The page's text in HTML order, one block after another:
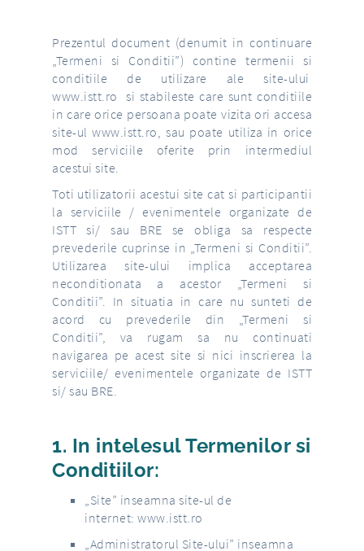
Prezentul document (denumit in continuare
„Termeni si Conditii”) contine termenii si
conditiile de utilizare ale site-ului
www.istt.ro si stabileste care sunt conditiile
in care orice persoana poate vizita ori accesa
site-ul www.istt.ro, sau poate utiliza in orice
mod serviciile oferite prin intermediul
acestui site.
Toti utilizatorii acestui site cat si participantii
la serviciile / evenimentele organizate de
ISTT si/ sau BRE se obliga sa respecte
prevederile cuprinse in „Termeni si Conditii”.
Utilizarea site-ului implica acceptarea
neconditionata a acestor „Termeni si
Conditii”. In situatia in care nu sunteti de
acord cu prevederile din „Termeni si
Conditii”, va rugam sa nu continuati
navigarea pe acest site si nici inscrierea la
serviciile/ evenimentele organizate de ISTT
si/ sau BRE.
1. In intelesul Termenilor si
Conditiilor:
„Site” inseamna site-ul de
internet: www.istt.ro
„Administratorul Site-ului” inseamna